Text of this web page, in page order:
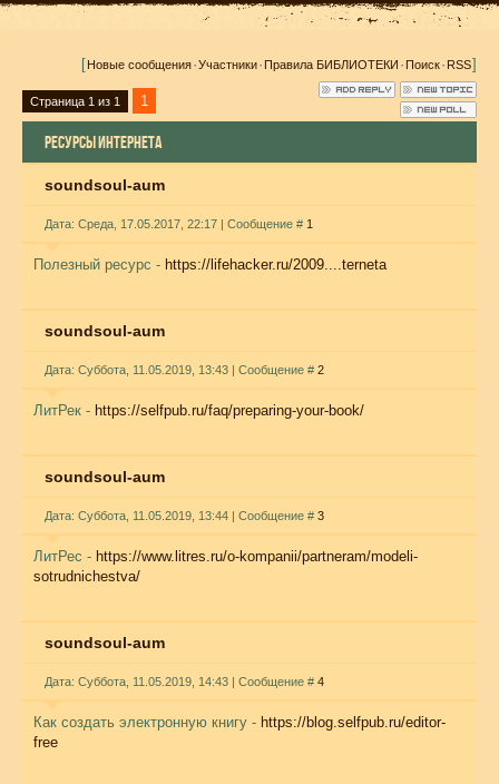
[Новые сообщения·Участники·Правила БИБЛИОТЕКИ·Поиск·RSS]
Страница 1 из 1 1
РЕСУРСЫ ИНТЕРНЕТА
soundsoul-aum
Дата: Среда, 17.05.2017, 22:17 | Сообщение # 1
Полезный ресурс - https://lifehacker.ru/2009....terneta
soundsoul-aum
Дата: Суббота, 11.05.2019, 13:43 | Сообщение # 2
ЛитРек - https://selfpub.ru/faq/preparing-your-book/
soundsoul-aum
Дата: Суббота, 11.05.2019, 13:44 | Сообщение # 3
ЛитРес - https://www.litres.ru/o-kompanii/partneram/modeli-
sotrudnichestva/
soundsoul-aum
Дата: Суббота, 11.05.2019, 14:43 | Сообщение # 4
Как создать электронную книгу - https://blog.selfpub.ru/editor-
free